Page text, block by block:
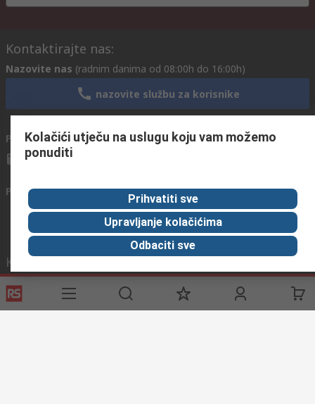
Kontaktirajte nas:
Nazovite nas (radnim danima od 08:00h do 16:00h)
nazovite službu za korisnike
Pošaljite nam email obično odgovaramo u roku od 24h
info@primotronic.hr
Povežite se s nama
Korisne poveznice
Usluge
Registrirajte
O RS-u
Industrijska
Industrijska Zona
Kolačići utječu na uslugu koju vam možemo
ponuditi
Prihvatiti sve
Upravljanje kolačićima
Odbaciti sve